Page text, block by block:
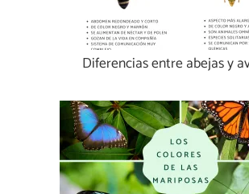
Diferencias entre abejas y